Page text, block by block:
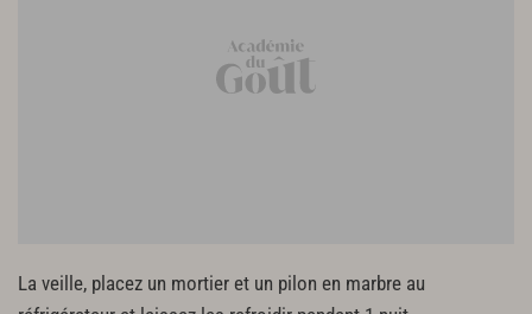
La veille, placez un mortier et un pilon en marbre au